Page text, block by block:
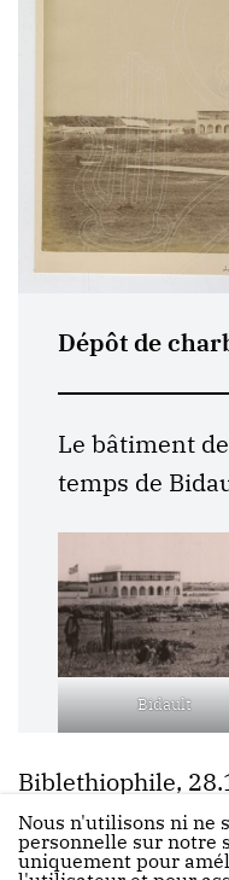
Dépôt de
Le bâtiment
temps de
Bidault
Biblethiophile,
Nous n'utilisons ni ne
personnelle sur notre
uniquement pour